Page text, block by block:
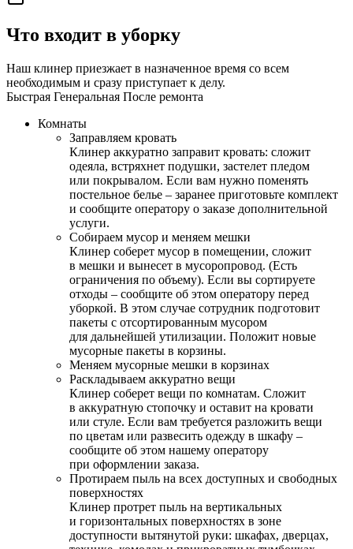
Что входит в уборку
Наш клинер приезжает в назначенное время со всем
необходимым и сразу приступает к делу.
Быстрая Генеральная После ремонта
Комнаты
Заправляем кровать
Клинер аккуратно заправит кровать: сложит
одеяла, встряхнет подушки, застелет пледом
или покрывалом. Если вам нужно поменять
постельное белье – заранее приготовьте комплект
и сообщите оператору о заказе дополнительной
услуги.
Собираем мусор и меняем мешки
Клинер соберет мусор в помещении, сложит
в мешки и вынесет в мусоропровод. (Есть
ограничения по объему). Если вы сортируете
отходы – сообщите об этом оператору перед
уборкой. В этом случае сотрудник подготовит
пакеты с отсортированным мусором
для дальнейшей утилизации. Положит новые
мусорные пакеты в корзины.
Меняем мусорные мешки в корзинах
Раскладываем аккуратно вещи
Клинер соберет вещи по комнатам. Сложит
в аккуратную стопочку и оставит на кровати
или стуле. Если вам требуется разложить вещи
по цветам или развесить одежду в шкафу –
сообщите об этом нашему оператору
при оформлении заказа.
Протираем пыль на всех доступных и свободных
поверхностях
Клинер протрет пыль на вертикальных
и горизонтальных поверхностях в зоне
доступности вытянутой руки: шкафах, дверцах,